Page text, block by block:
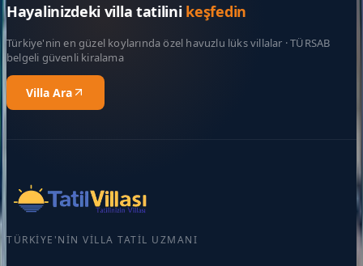
Hayalinizdeki villa tatilini keşfedin
Türkiye'nin en güzel koylarında özel havuzlu lüks villalar · TÜRSAB
belgeli güvenli kiralama
Villa Ara
TÜRKIYE'NIN VILLA TATIL UZMANI